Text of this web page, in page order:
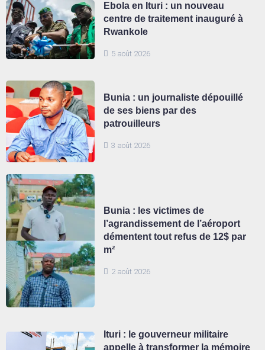
5 août 2026
Ebola en Ituri : un nouveau
centre de traitement inauguré à
Rwankole
3 août 2026
Bunia : un journaliste dépouillé
de ses biens par des
patrouilleurs
2 août 2026
Bunia : les victimes de
l’agrandissement de l’aéroport
démentent tout refus de 12$ par
m²
Ituri : le gouverneur militaire
appelle à transformer la mémoire